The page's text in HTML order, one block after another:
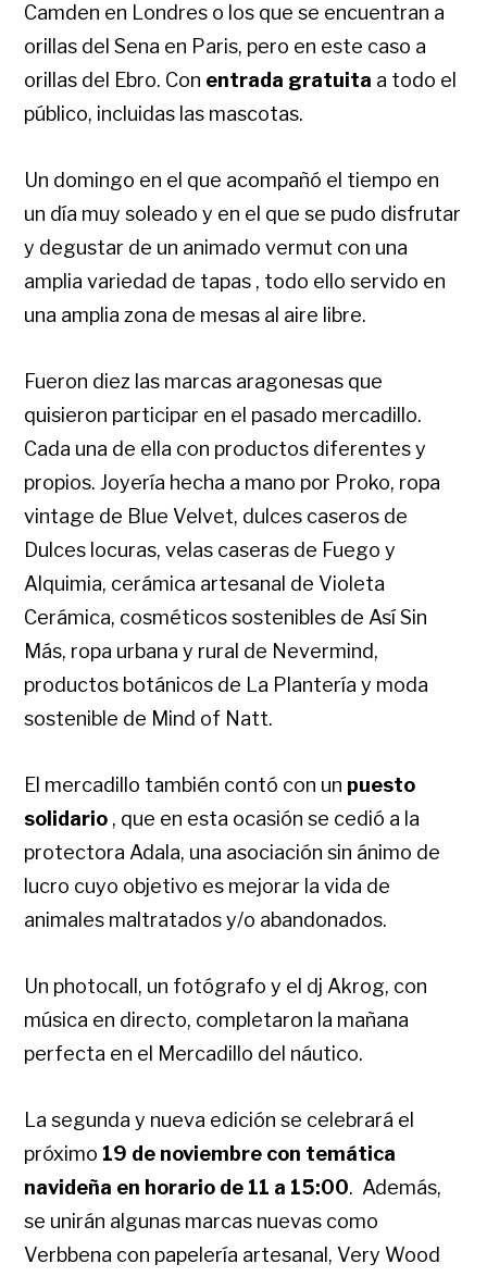
Camden en Londres o los que se encuentran a
orillas del Sena en Paris, pero en este caso a
orillas del Ebro. Con entrada gratuita a todo el
público, incluidas las mascotas.
Un domingo en el que acompañó el tiempo en
un día muy soleado y en el que se pudo disfrutar
y degustar de un animado vermut con una
amplia variedad de tapas , todo ello servido en
una amplia zona de mesas al aire libre.
Fueron diez las marcas aragonesas que
quisieron participar en el pasado mercadillo.
Cada una de ella con productos diferentes y
propios. Joyería hecha a mano por Proko, ropa
vintage de Blue Velvet, dulces caseros de
Dulces locuras, velas caseras de Fuego y
Alquimia, cerámica artesanal de Violeta
Cerámica, cosméticos sostenibles de Así Sin
Más, ropa urbana y rural de Nevermind,
productos botánicos de La Plantería y moda
sostenible de Mind of Natt.
El mercadillo también contó con un puesto
solidario , que en esta ocasión se cedió a la
protectora Adala, una asociación sin ánimo de
lucro cuyo objetivo es mejorar la vida de
animales maltratados y/o abandonados.
Un photocall, un fotógrafo y el dj Akrog, con
música en directo, completaron la mañana
perfecta en el Mercadillo del náutico.
La segunda y nueva edición se celebrará el
próximo 19 de noviembre con temática
navideña en horario de 11 a 15:00. Además,
se unirán algunas marcas nuevas como
Verbbena con papelería artesanal, Very Wood